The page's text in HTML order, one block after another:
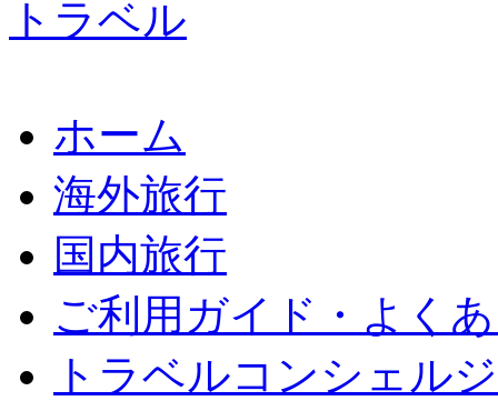
ホーム
海外旅行
国内旅行
ご利用ガイド・よく
トラベルコンシェル